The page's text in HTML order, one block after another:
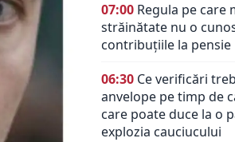
07:00 Regula pe care
străinătate nu o
contribuțiile la pensie
06:30 Ce verificări
anvelope pe timp de
care poate duce la o
explozia cauciucului